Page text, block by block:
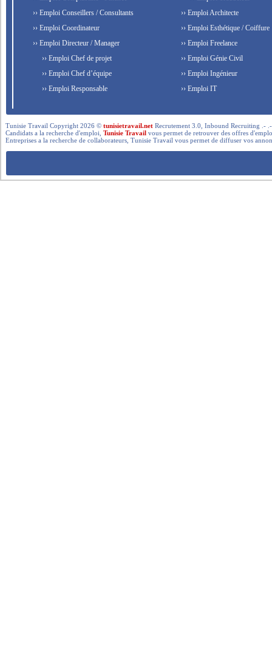
›› Emploi Conseillers / Consultants
›› Emploi Coordinateur
›› Emploi Directeur / Manager
›› Emploi Chef de projet
›› Emploi Chef d’équipe
›› Emploi Responsable
›› Emploi Architecte
›› Emploi Esthétique / Coiffure
›› Emploi Freelance
›› Emploi Génie Civil
›› Emploi Ingénieur
›› Emploi IT
Tunisie Travail Copyright 2026 ©tunisietravail.net Recrutement 3.0, Inbound Recruiting .-
Candidats a la recherche d'emploi,Tunisie Travail vous permet de retrouver des offres
Entreprises a la recherche de collaborateurs, Tunisie Travail vous permet de diffuser vos